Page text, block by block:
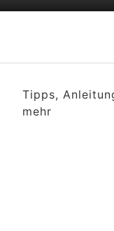
Tipps,
mehr